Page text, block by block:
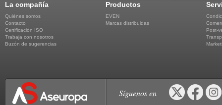
La compañía
Quiénes somos
Contacto
Certificación ISO
Trabaja con nosotros
Buzón de sugerencias
Productos
EVEN
Marcas distribuidas
Post-
Síguenos en